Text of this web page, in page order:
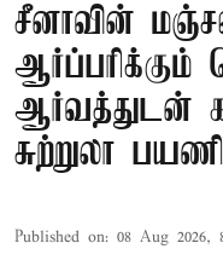
சீனாவின்
ஆர்வத்துடன்
சுற்றுலா
Published on: 08 Aug 2026,